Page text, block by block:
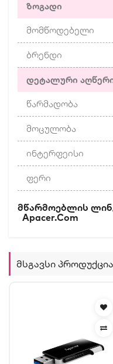
ზოგადი
მომწოდებელი
ბრენდი
დეტალური
წარმადობა
მოცულობა
ინტერფეისი
ფერი
Apacer.com
Მსგავსი Პროდუქცია